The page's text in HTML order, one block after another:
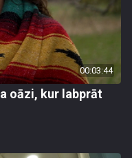
00:03:44
oāzi, kur labprāt